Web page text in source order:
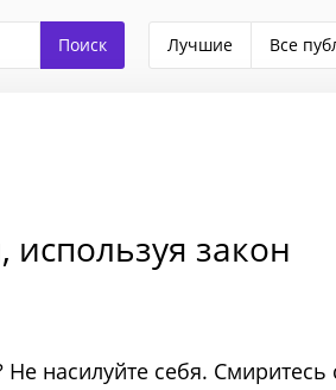
Лучшие Все
используя закон
Не насилуйте себя. Смиритесь